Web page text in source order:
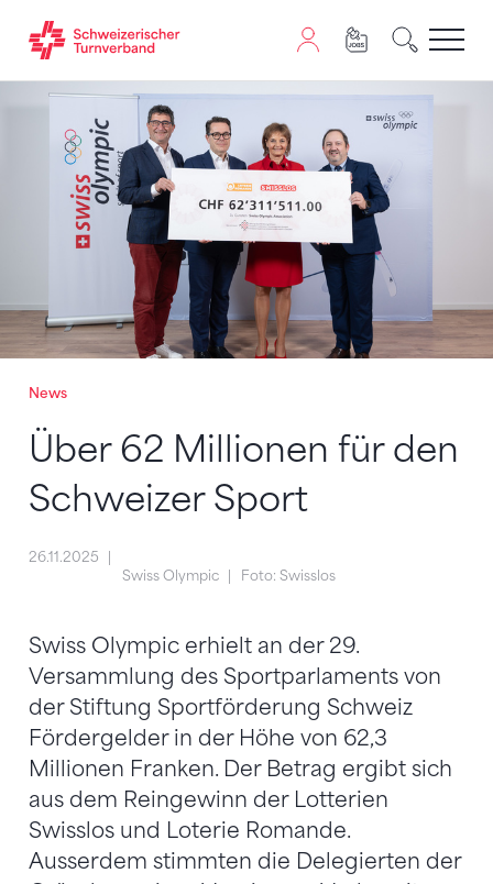
Zum Inhalt springen
Zur Sitemap navigieren
Zum Navigieren dieser Seite wird JavaScript benötigt.
News
Über 62 Millionen für den
Schweizer Sport
26.11.2025
Swiss Olympic
Foto: Swisslos
Swiss Olympic erhielt an der 29.
Versammlung des Sportparlaments von
der Stiftung Sportförderung Schweiz
Fördergelder in der Höhe von 62,3
Millionen Franken. Der Betrag ergibt sich
aus dem Reingewinn der Lotterien
Swisslos und Loterie Romande.
Ausserdem stimmten die Delegierten der